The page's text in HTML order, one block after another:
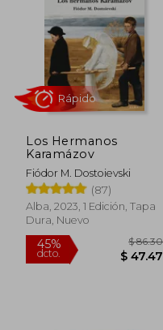
Rápido
Los Hermanos
Karamázov
Fiódor M. Dostoievski
(87)
Alba, 2023, 1 Edición, Tapa
Dura, Nuevo